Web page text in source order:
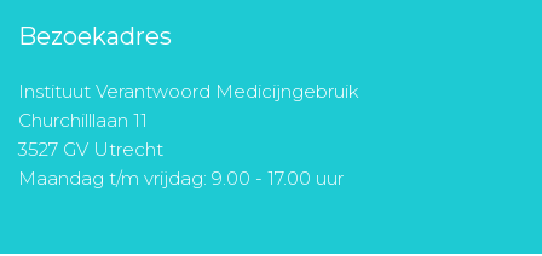
Bezoekadres
Instituut Verantwoord Medicijngebruik
Churchilllaan 11
3527 GV Utrecht
Maandag t/m vrijdag: 9.00 - 17.00 uur